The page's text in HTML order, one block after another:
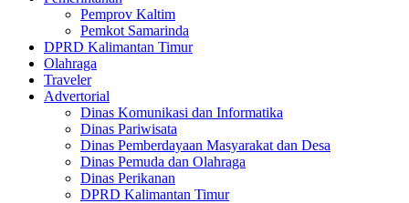
Pemprov Kaltim
Pemkot Samarinda
DPRD Kalimantan Timur
Olahraga
Traveler
Advertorial
Dinas Komunikasi dan Informatika
Dinas Pariwisata
Dinas Pemberdayaan Masyarakat dan Desa
Dinas Pemuda dan Olahraga
Dinas Perikanan
DPRD Kalimantan Timur